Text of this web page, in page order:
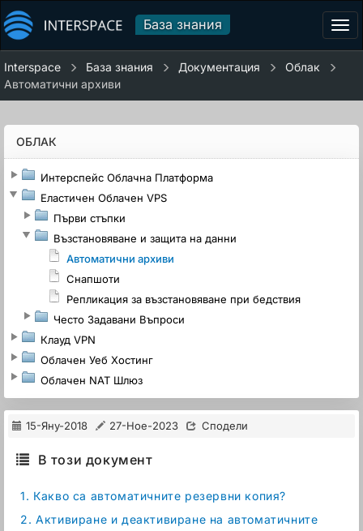
База знания
Interspace База знания Документация
Облак
Автоматични архиви
ОБЛАК
Интерспейс Облачна Платформа
Еластичен Облачен VPS
Първи стъпки
Възстановяване и защита на данни
Автоматични архиви
Снапшоти
Репликация за възстановяване при бедствия
Често Задавани Въпроси
Клауд VPN
Облачен Уеб Хостинг
Облачен NAT Шлюз
15-Яну-2018 27-Ное-2023 Сподели
В този документ
1. Какво са автоматичните резервни копия?
2. Активиране и деактивиране на автоматичните